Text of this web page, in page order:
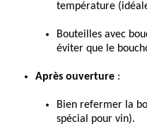
température
Bouteilles avec
éviter que le
Après ouverture :
Bien refermer la
spécial pour vin).